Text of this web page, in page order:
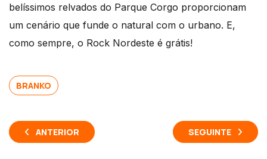
belíssimos relvados do Parque Corgo proporcionam
um cenário que funde o natural com o urbano. E,
como sempre, o Rock Nordeste é grátis!
BRANKO
ANTERIOR SEGUINTE